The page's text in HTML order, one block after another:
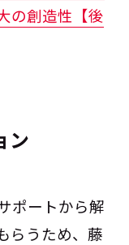
の創造性【後
ン
ポートから解
らうため、藤